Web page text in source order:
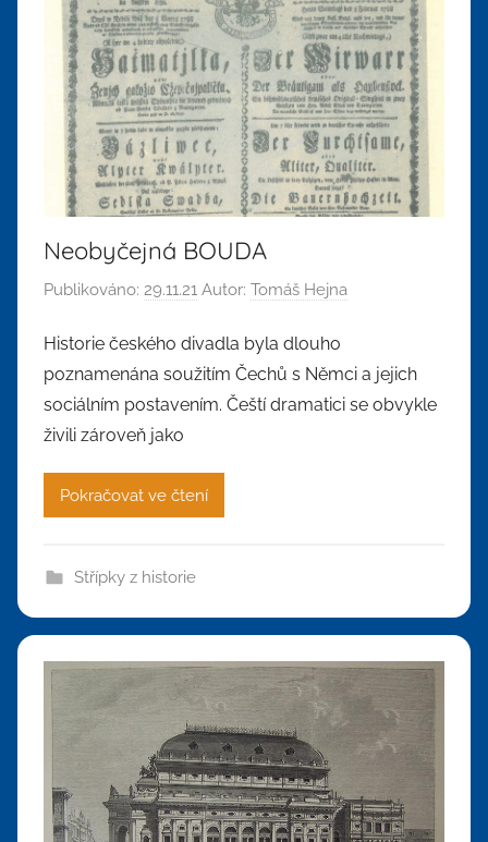
Neobyčejná BOUDA
Publikováno: 29.11.21 Autor: Tomáš Hejna
Historie českého divadla byla dlouho
poznamenána soužitím Čechů s Němci a jejich
sociálním postavením. Čeští dramatici se obvykle
živili zároveň jako
Pokračovat ve čtení
Střípky z historie